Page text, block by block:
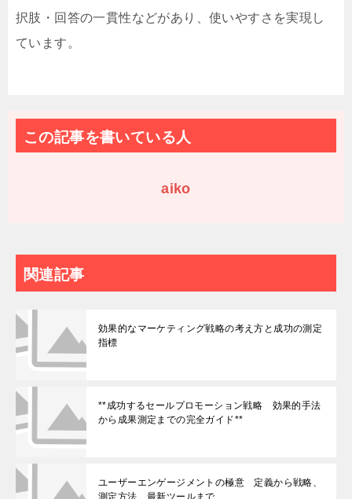
択肢・回答の一貫性などがあり、使いやすさを実現し
ています。
この記事を書いている人
aiko
関連記事
効果的なマーケティング戦略の考え方と成功の測定
指標
**成功するセールプロモーション戦略 効果的手法
から成果測定までの完全ガイド**
ユーザーエンゲージメントの極意 定義から戦略、
測定方法、最新ツールまで